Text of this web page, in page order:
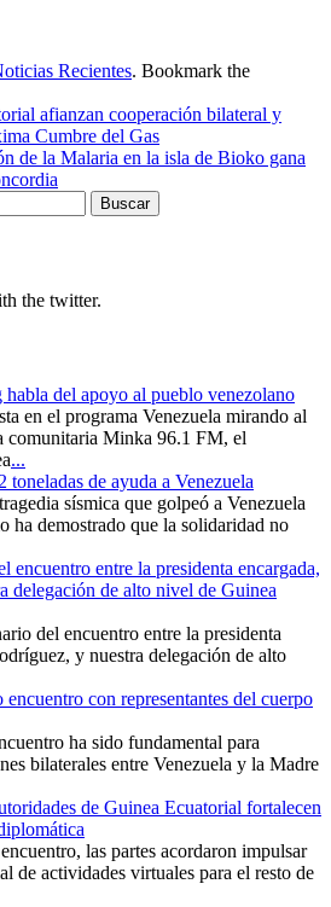
Recientes. Bookmark the
afianzan cooperación bilateral y
Cumbre del Gas
de la Malaria en la isla de Bioko gana
the twitter.
del apoyo al pueblo venezolano
en el programa Venezuela mirando al
comunitaria Minka 96.1 FM, el
...
de ayuda a Venezuela
sísmica que golpeó a Venezuela
ha demostrado que la solidaridad no
encuentro entre la presidenta encargada,
delegación de alto nivel de Guinea
del encuentro entre la presidenta
y nuestra delegación de alto
con representantes del cuerpo
ha sido fundamental para
bilaterales entre Venezuela y la Madre
de Guinea Ecuatorial fortalecen
las partes acordaron impulsar
de actividades virtuales para el resto de